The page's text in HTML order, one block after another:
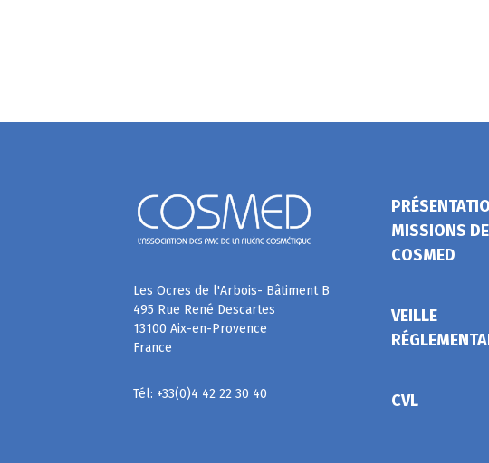
Les Ocres de l'Arbois- Bâtiment B
495 Rue René Descartes
13100 Aix-en-Provence
France
Tél: +33(0)4 42 22 30 40
MISSIONS DE
COSMED
VEILLE
CVL